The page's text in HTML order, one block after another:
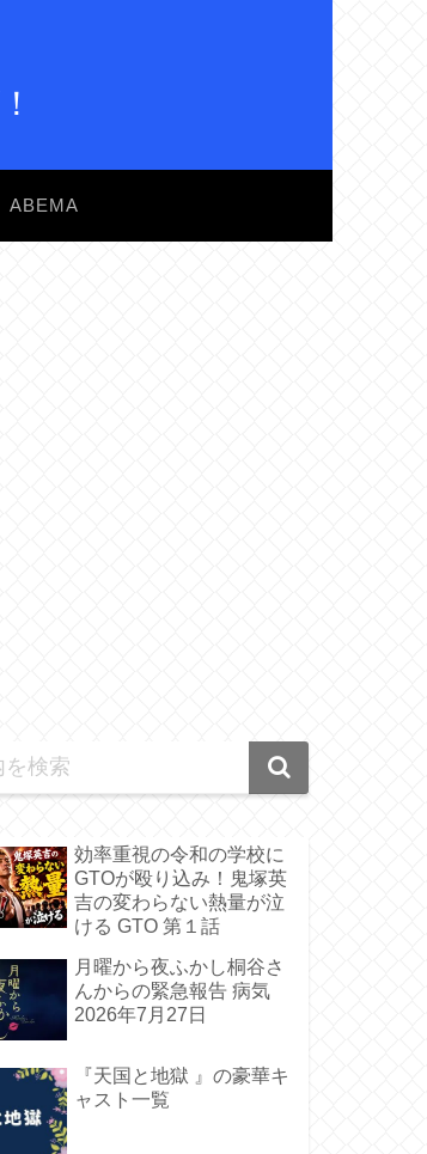
ABEMA
効率重視の令和の学校に
GTOが殴り込み！鬼塚英
吉の変わらない熱量が泣
ける GTO 第１話
月曜から夜ふかし桐谷さ
んからの緊急報告 病気
2026年7月27日
『天国と地獄 』の豪華キ
ャスト一覧